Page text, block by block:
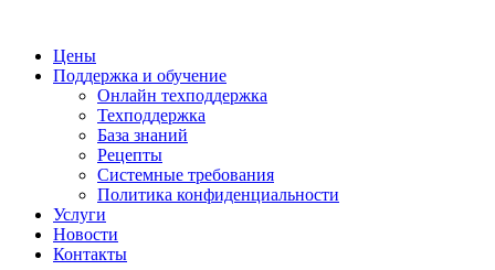
Цены
Поддержка и обучение
Онлайн техподдержка
Техподдержка
База знаний
Рецепты
Системные требования
Политика конфиденциальности
Услуги
Новости
Контакты